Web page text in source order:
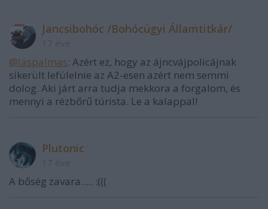
Jancsibohóc /Bohócügyi Államtitkár/
@laspalmas: Azért ez, hogy az ájncvájpolicájnak
sikerült lefülelnie az A2-esen azért nem semmi
dolog. Aki járt arra tudja mekkora a forgalom, és
mennyi a rézbőrű túrista. Le a kalappal!
Plutonic
A bőség zavara..... :(((